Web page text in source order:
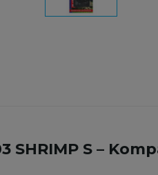
SHRIMP S –